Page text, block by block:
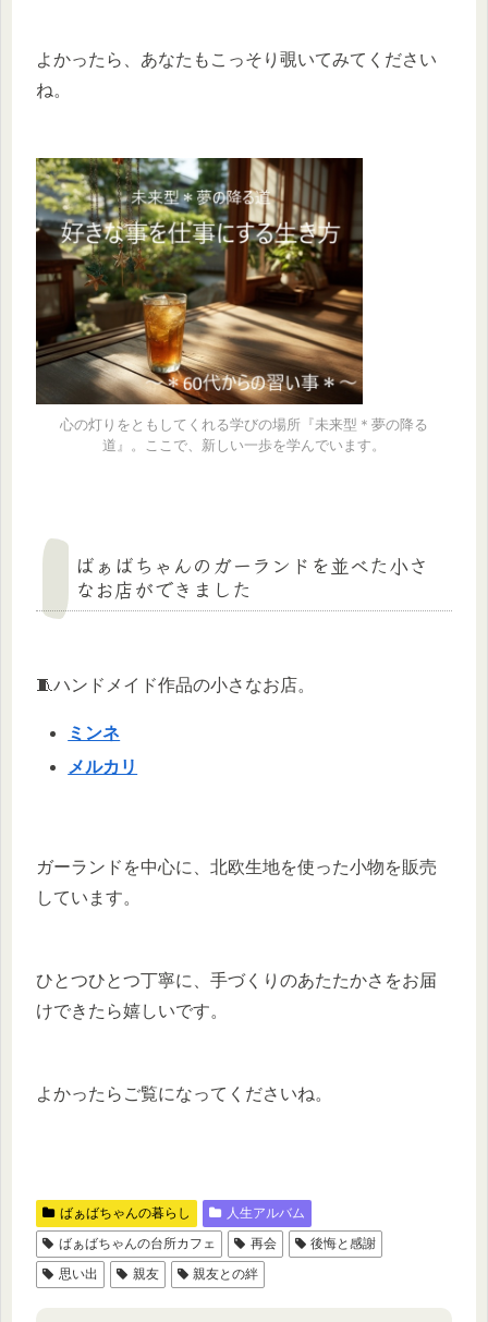
よかったら、あなたもこっそり覗いてみてください
ね。
心の灯りをともしてくれる学びの場所『未来型＊夢の降る
道』。ここで、新しい一歩を学んでいます。
ばぁばちゃんのガーランドを並べた小さ
なお店ができました
🧵ハンドメイド作品の小さなお店。
ミンネ
メルカリ
ガーランドを中心に、北欧生地を使った小物を販売
しています。
ひとつひとつ丁寧に、手づくりのあたたかさをお届
けできたら嬉しいです。
よかったらご覧になってくださいね。
ばぁばちゃんの暮らし
人生アルバム
ばぁばちゃんの台所カフェ
再会
後悔と感謝
思い出
親友 親友との絆